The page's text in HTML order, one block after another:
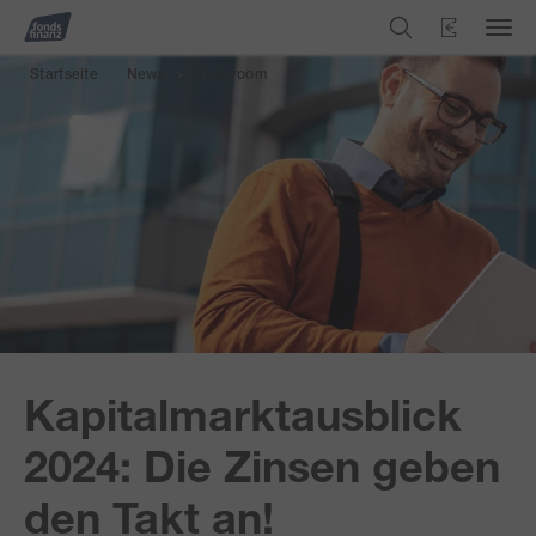
Startseite News Newsroom
Kapitalmarktausblick
2024: Die Zinsen geben
den Takt an!